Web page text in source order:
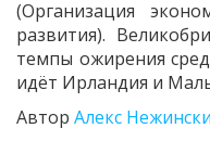
(Организация
развития).
темпы ожирения
идёт Ирландия и
Автор Алекс